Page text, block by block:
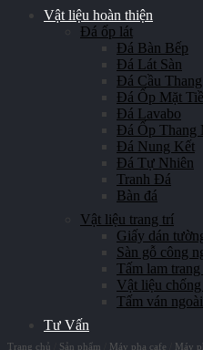
Vật liệu hoàn thiện
Đá ốp lát
Đá Bàn Bếp
Đá Lát Sàn
Đá Cầu
Đá Ốp Mặt
Đá Lavabo
Đá Ốp Thang
Đá Nung Kết
Đá Tự Nhiên
Tranh Đá
Bàn đá
Vật liệu trang trí
Giấy dán
Sàn gỗ công
Tấm lam
Vật liệu
Tấm ván
Tư Vấn
Trang chủ Sản phẩm Máy pha cafe Máy